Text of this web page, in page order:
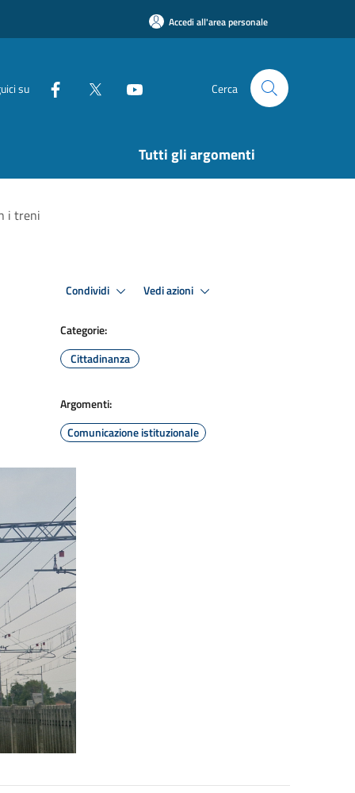
Accedi all'area personale
su Cerca
Tutti gli argomenti
i treni
Condividi Vedi azioni
Categorie:
Cittadinanza
Argomenti:
Comunicazione istituzionale